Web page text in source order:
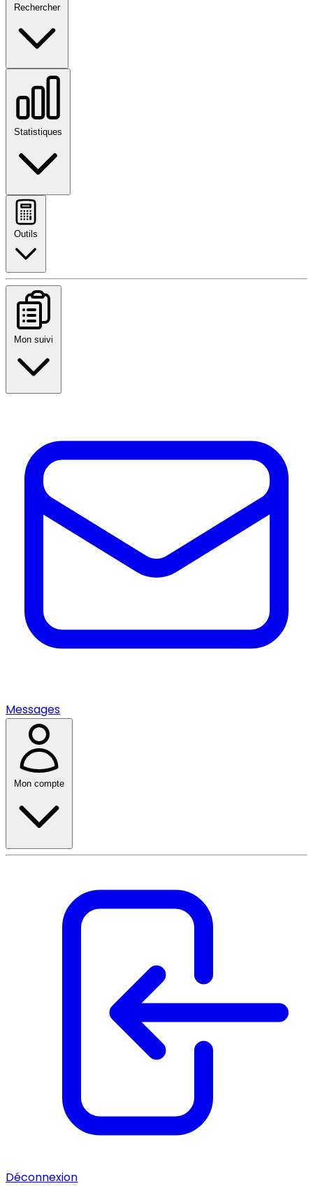
Rechercher
Statistiques
Outils
Mon suivi
Messages
Mon compte
Déconnexion